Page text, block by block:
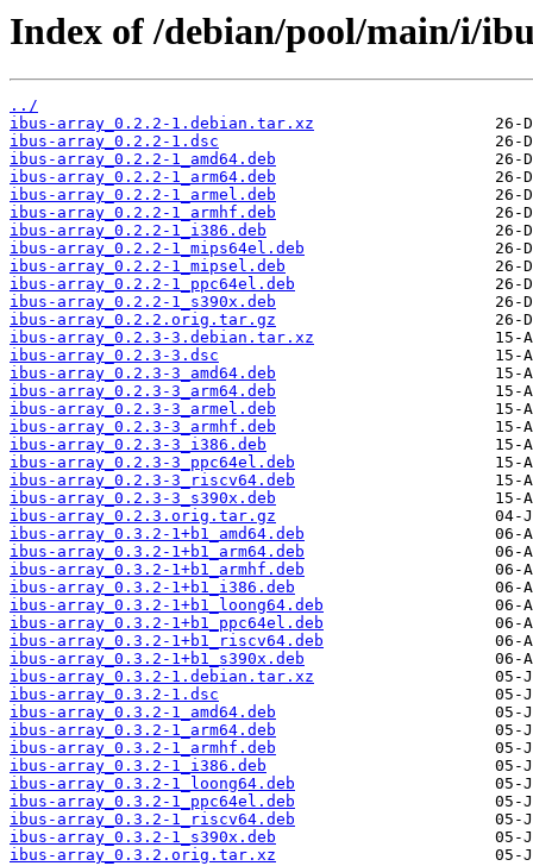
Index of /debian/pool/main/i/
../
ibus-array_0.2.2-1.debian.tar.xz
ibus-array_0.2.2-1.dsc
ibus-array_0.2.2-1_amd64.deb
ibus-array_0.2.2-1_arm64.deb
ibus-array_0.2.2-1_armel.deb
ibus-array_0.2.2-1_armhf.deb
ibus-array_0.2.2-1_i386.deb
ibus-array_0.2.2-1_mips64el.deb
ibus-array_0.2.2-1_mipsel.deb
ibus-array_0.2.2-1_ppc64el.deb
ibus-array_0.2.2-1_s390x.deb
ibus-array_0.2.2.orig.tar.gz
ibus-array_0.2.3-3.debian.tar.xz
ibus-array_0.2.3-3.dsc
ibus-array_0.2.3-3_amd64.deb
ibus-array_0.2.3-3_arm64.deb
ibus-array_0.2.3-3_armel.deb
ibus-array_0.2.3-3_armhf.deb
ibus-array_0.2.3-3_i386.deb
ibus-array_0.2.3-3_ppc64el.deb
ibus-array_0.2.3-3_riscv64.deb
ibus-array_0.2.3-3_s390x.deb
ibus-array_0.2.3.orig.tar.gz
ibus-array_0.3.2-1+b1_amd64.deb
ibus-array_0.3.2-1+b1_arm64.deb
ibus-array_0.3.2-1+b1_armhf.deb
ibus-array_0.3.2-1+b1_i386.deb
ibus-array_0.3.2-1+b1_loong64.deb
ibus-array_0.3.2-1+b1_ppc64el.deb
ibus-array_0.3.2-1+b1_riscv64.deb
ibus-array_0.3.2-1+b1_s390x.deb
ibus-array_0.3.2-1.debian.tar.xz
ibus-array_0.3.2-1.dsc
ibus-array_0.3.2-1_amd64.deb
ibus-array_0.3.2-1_arm64.deb
ibus-array_0.3.2-1_armhf.deb
ibus-array_0.3.2-1_i386.deb
ibus-array_0.3.2-1_loong64.deb
ibus-array_0.3.2-1_ppc64el.deb
ibus-array_0.3.2-1_riscv64.deb
ibus-array_0.3.2-1_s390x.deb
ibus-array_0.3.2.orig.tar.xz